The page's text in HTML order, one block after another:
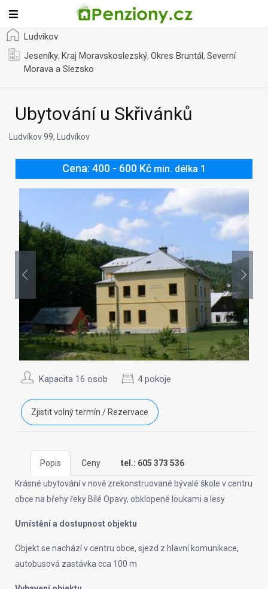
Ludvíkov
Jeseníky, Kraj Moravskoslezský, Okres Bruntál, Severní
Morava a Slezsko
Ubytování u Skřivánků
Ludvíkov 99, Ludvíkov
Cena: 400 - 600 Kč min. délka 1
Kapacita 16 osob 4 pokoje
Zjistit volný termín / Rezervace
Popis Ceny tel.: 605 373 536
Krásné ubytování v nově zrekonstruované bývalé škole v centru
obce na břehy řeky Bílé Opavy, obklopené loukami a lesy
Umístění a dostupnost objektu
Objekt se nachází v centru obce, sjezd z hlavní komunikace,
autobusová zastávka cca 100 m